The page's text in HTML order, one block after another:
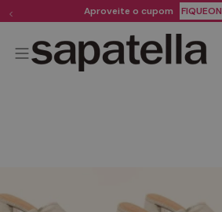
Aproveite o cupom FIQUEON